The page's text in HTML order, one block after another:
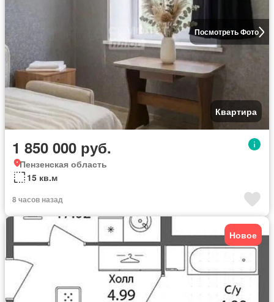
Посмотреть Фото
Квартира
1 850 000 руб.
Пензенская область
15 кв.м
8 часов назад
Новое